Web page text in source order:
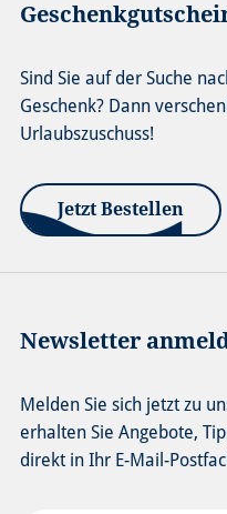
Sind Sie auf der Suche
Geschenk? Dann
Urlaubszuschuss!
Jetzt Bestellen
Newsletter
Melden Sie sich jetzt zu
erhalten Sie Angebote,
direkt in Ihr E-Mail-